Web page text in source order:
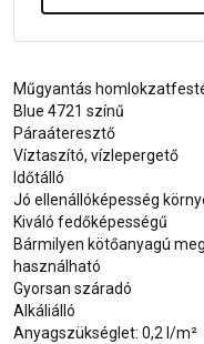
Műgyantás
Blue 4721 színű
Páraáteresztő
Víztaszító, vízlepergető
Időtálló
Jó ellenállóképesség
Kiváló fedőképességű
Bármilyen kötőanyagú
használható
Gyorsan száradó
Alkáliálló
Anyagszükséglet: 0,2 l/m²